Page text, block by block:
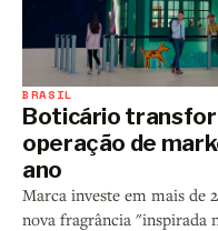
BRASIL
Boticário
operação de
ano
Marca investe em mais de
nova fragrância "inspirada